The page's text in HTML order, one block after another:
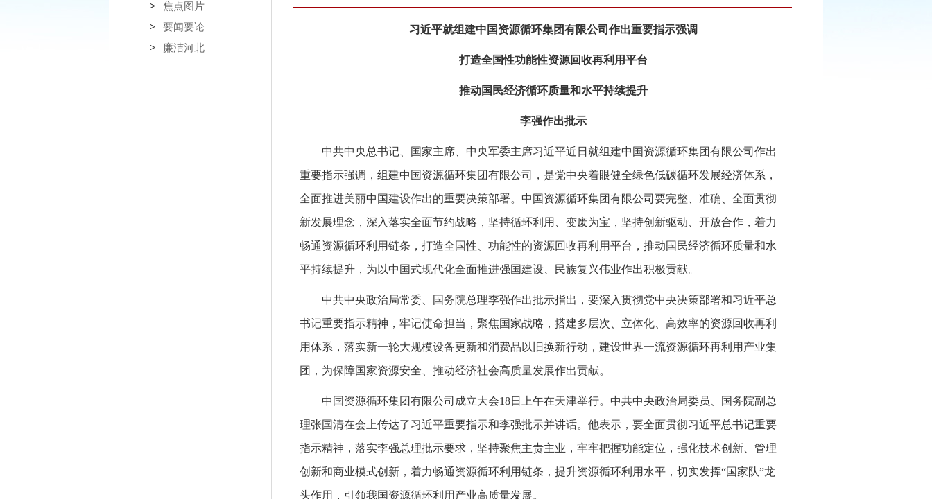
焦点图片
要闻要论
廉洁河北
习近平就组建中国资源循环集团有限公司作出重要指示强调
打造全国性功能性资源回收再利用平台
推动国民经济循环质量和水平持续提升
李强作出批示
中共中央总书记、国家主席、中央军委主席习近平近日就组建中国资源循环集团有限公司作出
重要指示强调，组建中国资源循环集团有限公司，是党中央着眼健全绿色低碳循环发展经济体系，
全面推进美丽中国建设作出的重要决策部署。中国资源循环集团有限公司要完整、准确、全面贯彻
新发展理念，深入落实全面节约战略，坚持循环利用、变废为宝，坚持创新驱动、开放合作，着力
畅通资源循环利用链条，打造全国性、功能性的资源回收再利用平台，推动国民经济循环质量和水
平持续提升，为以中国式现代化全面推进强国建设、民族复兴伟业作出积极贡献。
中共中央政治局常委、国务院总理李强作出批示指出，要深入贯彻党中央决策部署和习近平总
书记重要指示精神，牢记使命担当，聚焦国家战略，搭建多层次、立体化、高效率的资源回收再利
用体系，落实新一轮大规模设备更新和消费品以旧换新行动，建设世界一流资源循环再利用产业集
团，为保障国家资源安全、推动经济社会高质量发展作出贡献。
中国资源循环集团有限公司成立大会18日上午在天津举行。中共中央政治局委员、国务院副总
理张国清在会上传达了习近平重要指示和李强批示并讲话。他表示，要全面贯彻习近平总书记重要
指示精神，落实李强总理批示要求，坚持聚焦主责主业，牢牢把握功能定位，强化技术创新、管理
创新和商业模式创新，着力畅通资源循环利用链条，提升资源循环利用水平，切实发挥“国家队”龙
头作用，引领我国资源循环利用产业高质量发展。